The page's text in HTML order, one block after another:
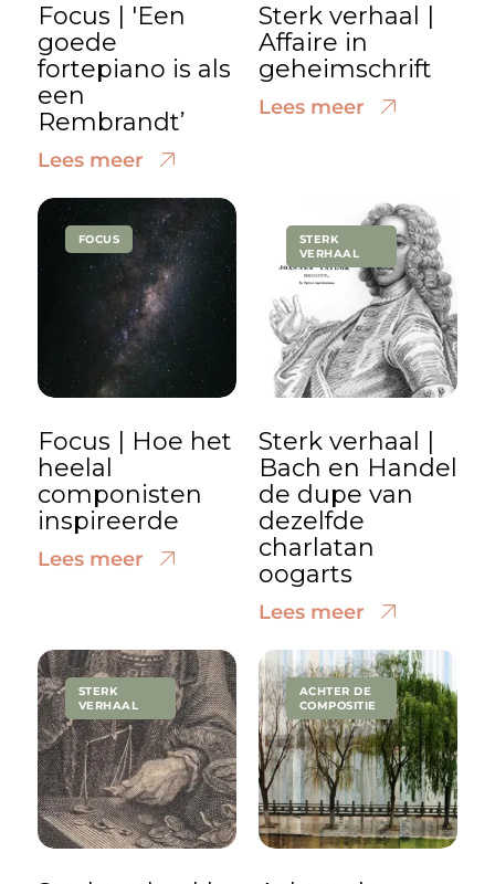
Focus | 'Een
goede
fortepiano is als
een
Rembrandt’
Lees meer
Sterk verhaal |
Affaire in
geheimschrift
Lees meer
FOCUS
Focus | Hoe het
heelal
componisten
inspireerde
Lees meer
STERK
VERHAAL
Sterk verhaal |
Bach en Handel
de dupe van
dezelfde
charlatan
oogarts
Lees meer
STERK
VERHAAL
ACHTER DE
COMPOSITIE